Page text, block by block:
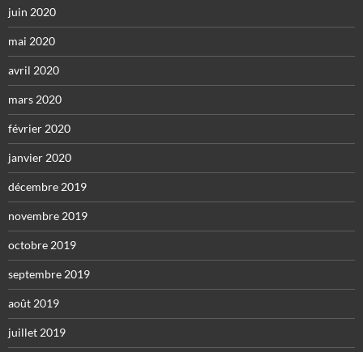
juin 2020
mai 2020
avril 2020
mars 2020
février 2020
janvier 2020
décembre 2019
novembre 2019
octobre 2019
septembre 2019
août 2019
juillet 2019